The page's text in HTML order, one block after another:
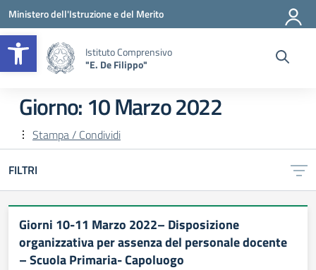
Apri la barra degli strumenti
Vai ai contenuti
Vai al menu di navigazione
Vai al footer
Ministero dell'Istruzione e del Merito
Istituto Comprensivo
"E. De Filippo"
Giorno: 10 Marzo 2022
Stampa / Condividi
FILTRI
Giorni 10-11 Marzo 2022– Disposizione
organizzativa per assenza del personale docente
– Scuola Primaria- Capoluogo